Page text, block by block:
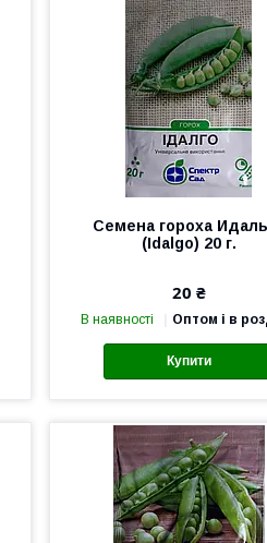
Семена гороха
(Idalgo) 20 г.
20 ₴
В наявності Оптом і в
Купити